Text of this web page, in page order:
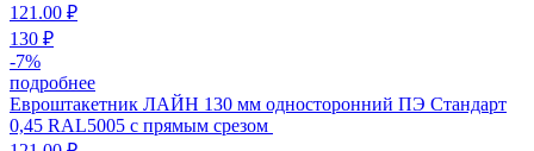
121.00 ₽
130 ₽
-7%
подробнее
Евроштакетник ЛАЙН 130 мм односторонний ПЭ Стандарт
0,45 RAL5005 с прямым срезом